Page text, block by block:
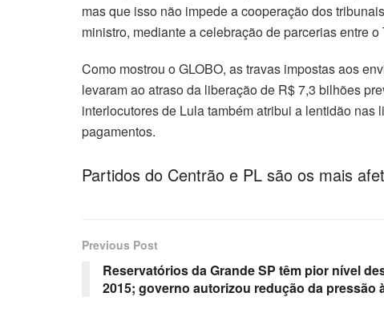
mas que isso não impede a cooperação dos
ministro, mediante a celebração de parcerias entre
Como mostrou o GLOBO, as travas impostas aos
levaram ao atraso da liberação de R$ 7,3 bilhões
interlocutores de Lula também atribui a lentidão
pagamentos.
Partidos do Centrão e PL são os mais
Previous Post
Reservatórios da Grande SP têm pior nível
2015; governo autorizou redução da pressão